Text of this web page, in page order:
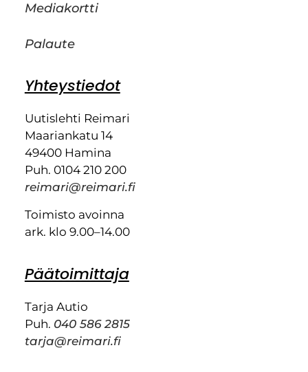
Mediakortti
Palaute
Yhteystiedot
Uutislehti Reimari
Maariankatu 14
49400 Hamina
Puh. 0104 210 200
reimari@reimari.fi
Toimisto avoinna
ark. klo 9.00–14.00
Päätoimittaja
Tarja Autio
Puh. 040 586 2815
tarja@reimari.fi